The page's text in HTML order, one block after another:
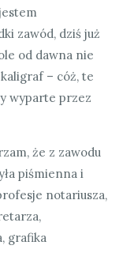
zawód, dziś już
od dawna nie
– cóż, te
wyparte przez
że z zawodu
piśmienna i
notariusza,
grafika